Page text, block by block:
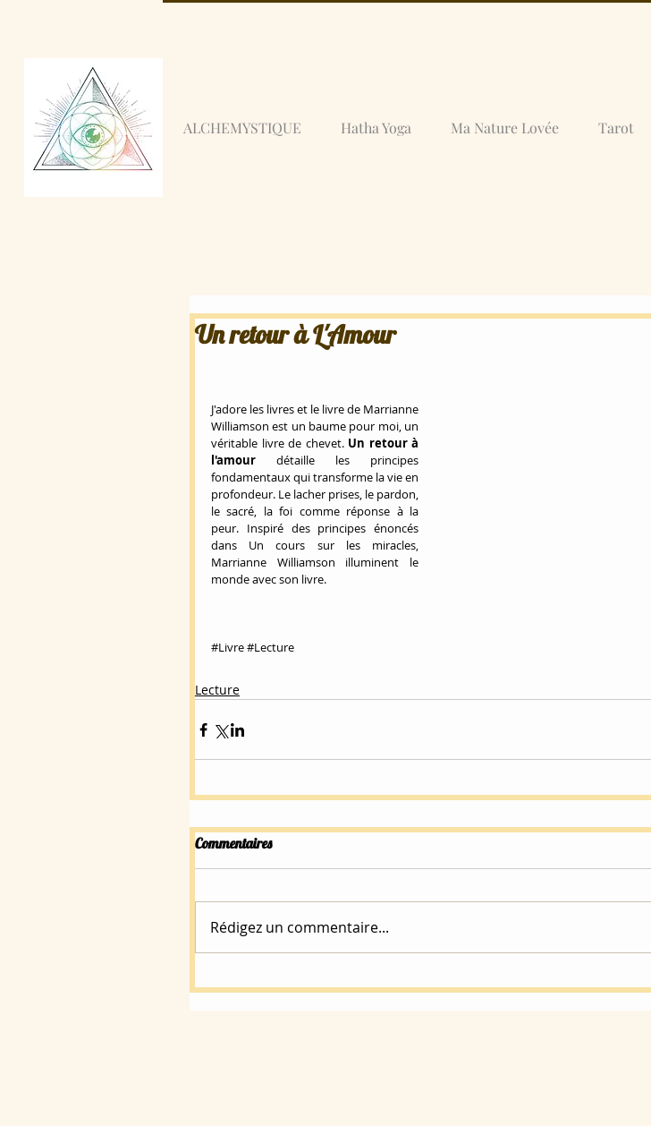
ALCHEMYSTIQUE Hatha Yoga Ma Nature Lovée Tarot
Un retour à L'Amour
J'adore les livres et le livre de Marrianne
Williamson est un baume pour moi, un
véritable livre de chevet. Un retour à
l'amour détaille les principes
fondamentaux qui transforme la vie en
profondeur. Le lacher prises, le pardon,
le sacré, la foi comme réponse à la
peur. Inspiré des principes énoncés
dans Un cours sur les miracles,
Marrianne Williamson illuminent le
monde avec son livre.
#Livre#Lecture
Lecture
Commentaires
Rédigez un commentaire...